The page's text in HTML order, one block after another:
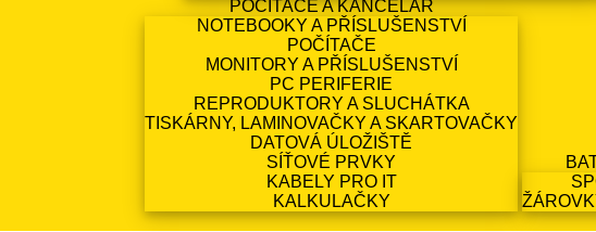
POČÍTAČE A KANCELÁŘ
NOTEBOOKY A PŘÍSLUŠENSTVÍ
POČÍTAČE
MONITORY A PŘÍSLUŠENSTVÍ
PC PERIFERIE
REPRODUKTORY A SLUCHÁTKA
TISKÁRNY, LAMINOVAČKY A SKARTOVAČKY
DATOVÁ ÚLOŽIŠTĚ
SÍŤOVÉ PRVKY
KABELY PRO IT
KALKULAČKY